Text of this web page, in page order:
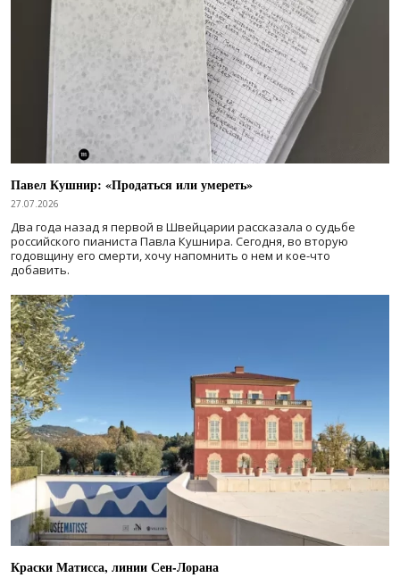
Павел Кушнир: «Продаться или умереть»
27.07.2026
Два года назад я первой в Швейцарии рассказала о судьбе
российского пианиста Павла Кушнира. Сегодня, во вторую
годовщину его смерти, хочу напомнить о нем и кое-что
добавить.
Краски Матисса, линии Сен-Лорана